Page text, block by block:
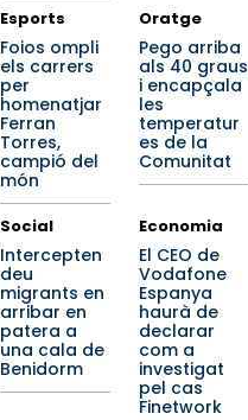
Esports
Foios ompli
els carrers
per
homenatjar
Ferran
Torres,
campió del
món
Oratge
Pego arriba
als 40 graus
i encapçala
les
temperatur
es de la
Comunitat
Social
Intercepten
deu
migrants en
arribar en
patera a
una cala de
Benidorm
Economia
El CEO de
Vodafone
Espanya
haurà de
declarar
com a
investigat
pel cas
Finetwork